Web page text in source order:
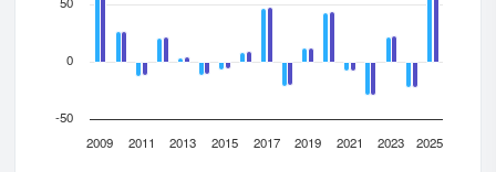
2009 2011 2013 2015 2017 2019 2021 2023 2025
-50
0